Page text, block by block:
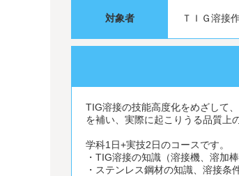
対象者 ＴＩＧ溶接
TIG溶接の技能高度化をめざして
を補い、実際に起こりうる品質上
学科1日+実技2日のコースです。
・TIG溶接の知識（溶接機、溶加
・ステンレス鋼材の知識、溶接条